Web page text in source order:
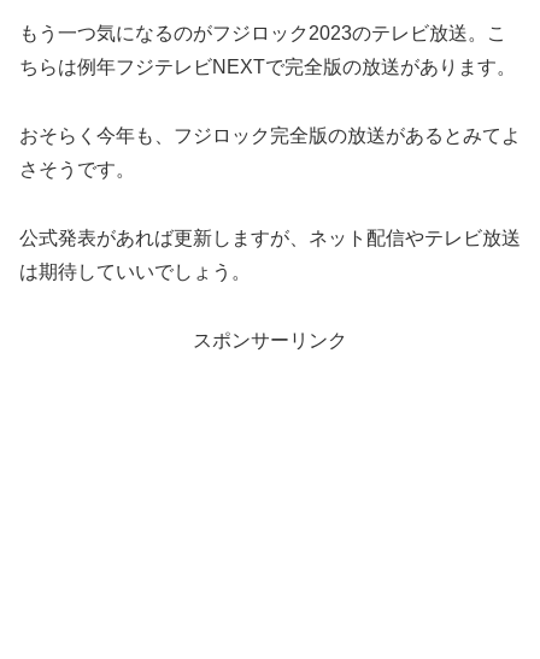
もう一つ気になるのがフジロック2023のテレビ放送。こ
ちらは例年フジテレビNEXTで完全版の放送があります。
おそらく今年も、フジロック完全版の放送があるとみてよ
さそうです。
公式発表があれば更新しますが、ネット配信やテレビ放送
は期待していいでしょう。
スポンサーリンク